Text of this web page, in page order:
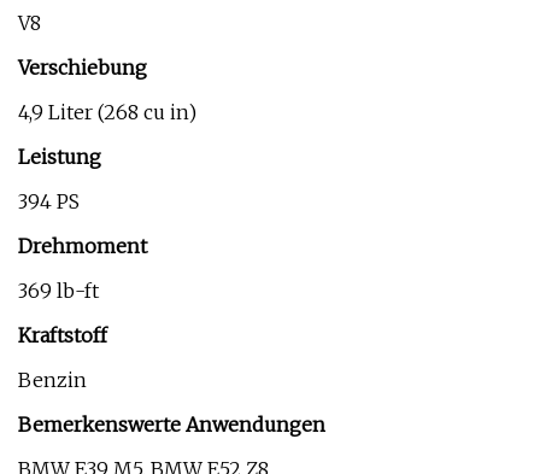
V8
Verschiebung
4,9 Liter (268 cu in)
Leistung
394 PS
Drehmoment
369 lb-ft
Kraftstoff
Benzin
Bemerkenswerte Anwendungen
BMW E39 M5, BMW E52 Z8